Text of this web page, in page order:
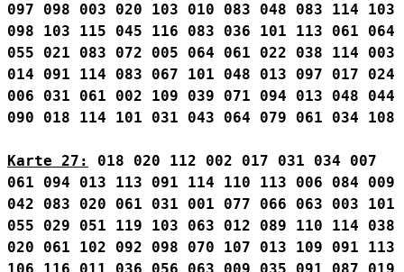
097
098 003 020 103 010 083 048 083 114
103
098
103 115 045 116 083 036 101 113 061
064
055
021 083 072 005 064 061 022 038 114
003
014
091 114 083 067 101 048 013 097 017
024
006
031 061 002 109 039 071 094 013 048
044
090
018 114 101 031 043 064 079 061 034 108
Karte 27: 018 020 112 002 017 031 034
007
061
094 013 113 091 114 110 113 006 084
009
042
083 020 061 031 001 077 066 063 003
101
055
029 051 119 103 063 012 089 110 114
038
020
061 102 092 098 070 107 013 109 091
113